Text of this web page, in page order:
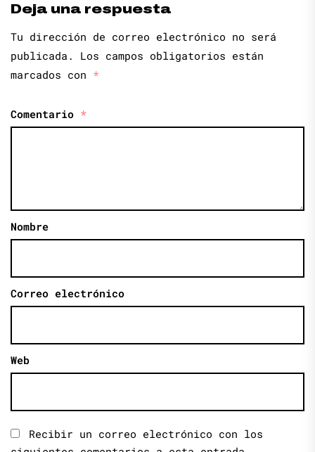
Deja una respuesta
Tu dirección de correo electrónico no será
publicada.
Los campos obligatorios están
marcados con *
Comentario *
Nombre
Correo electrónico
Web
Recibir un correo electrónico con los